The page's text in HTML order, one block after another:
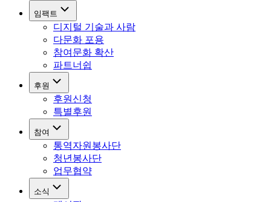
임팩트
디지털 기술과 사람
다문화 포용
참여문화 확산
파트너쉽
후원
후원신청
특별후원
참여
통역자원봉사단
청년봉사단
업무협약
소식